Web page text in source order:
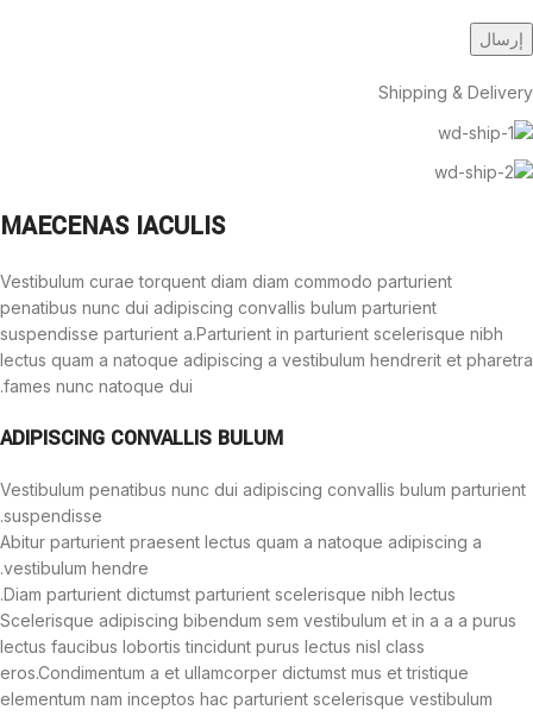
Shipping & Delivery
MAECENAS IACULIS
Vestibulum curae torquent diam diam commodo parturient
penatibus nunc dui adipiscing convallis bulum parturient
suspendisse parturient a.Parturient in parturient scelerisque nibh
lectus quam a natoque adipiscing a vestibulum hendrerit et pharetra
fames nunc natoque dui.
ADIPISCING CONVALLIS BULUM
Vestibulum penatibus nunc dui adipiscing convallis bulum parturient
suspendisse.
Abitur parturient praesent lectus quam a natoque adipiscing a
vestibulum hendre.
Diam parturient dictumst parturient scelerisque nibh lectus.
Scelerisque adipiscing bibendum sem vestibulum et in a a a purus
lectus faucibus lobortis tincidunt purus lectus nisl class
eros.Condimentum a et ullamcorper dictumst mus et tristique
elementum nam inceptos hac parturient scelerisque vestibulum